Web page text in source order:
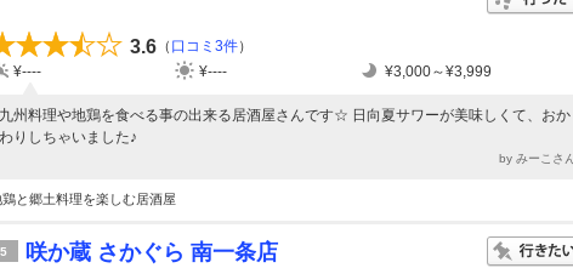
3.6 （ 口コミ3件）
¥----
¥---- ¥3,000～¥3,999
九州料理や地鶏を食べる事の出来る居酒屋さんです☆ 日向夏サワーが美味しくて、おか
わりしちゃいました♪
by みーこさん
鶏と郷土料理を楽しむ居酒屋
5 咲か蔵 さかぐら 南一条店